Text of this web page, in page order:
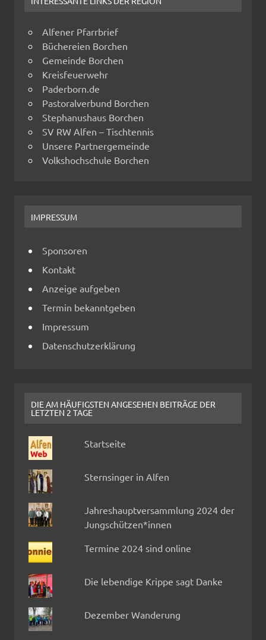
Alfener Pfarrbrief
Büchereien Borchen
Gemeinde Borchen
Kreisfeuerwehr
Paderborn.de
Pastoralverbund Borchen
Stephanushaus Borchen
SV RW Alfen – Tischtennis
Unsere Partnergemeinde
Volkshochschule Borchen
IMPRESSUM
Sponsoren
Kontakt
Anzeige aufgeben
Termin bekanntgeben
Impressum
Datenschutzerklärung
DIE AM HÄUFIGSTEN ANGESEHEN BEITRÄGE DER
LETZTEN 2 TAGE
Startseite
Sternsinger in Alfen
Jahreshauptversammlung 2024 der
Jungschützen*innen
Termine 2024 sind online
Die lebendige Krippe sagt Danke
Dezember Wanderung